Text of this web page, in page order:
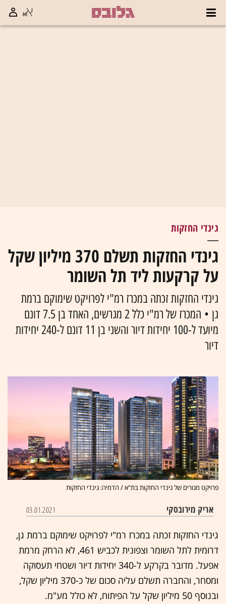
גינדי החזקות
גינדי החזקות תשלם 370 מיליון שקל
על קרקעות ליד תל השומר
גינדי החזקות זכתה במכרז רמ"י לפרויקט שימוקם ברמת
גן • המכרז של רמ"י כלל 2 מגרשים, האחד בן 7.5 דונם
מיועד ל-100 יחידות דיור והשני בן 11 דונם ל-240 יחידות
דיור
פרויקט מגורים של גינדי החזקות בת"א / הדמיה: גינדי החזקות
אריק מירובסקי 03.01.2021
גינדי החזקות זכתה במכרז רמ"י לפרויקט שימוקם ברמת גן,
דרומית לתל השומר וצפונית לכביש 461, לא הרחק מרמת
אפעל. מדובר בקרקע ל-340 יחידות דיור ושטחי תעסוקה
ומסחר, והחברה תשלם עליה סכום של כ-370 מיליון שקל,
ובנוסף 50 מיליון שקל על הפיתוח, לא כולל מע"מ.